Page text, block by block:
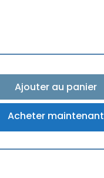
Ajouter au panier
Acheter maintenant